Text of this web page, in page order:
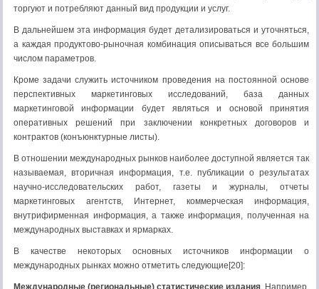
торгуют и потребляют данный вид продукции и услуг.
В дальнейшем эта информация будет детализироваться и уточняться,
а каждая продуктово-рыночная комбинация описываться все большим
числом параметров.
Кроме задачи служить источником проведения на постоянной основе
перспективных маркетинговых исследований, база данных
маркетинговой информации будет являться и основой принятия
оперативных решений при заключении конкретных договоров и
контрактов (конъюнктурные листы).
В отношении международных рынков наиболее доступной является так
называемая, вторичная информация, т.е. публикации о результатах
научно-исследовательских работ, газеты и журналы, отчеты
маркетинговых агентств, Интернет, коммерческая информация,
внутрифирменная информация, а также информация, полученная на
международных выставках и ярмарках.
В качестве некоторых основных источников информации о
международных рынках можно отметить следующие[20]:
Международные (региональные) статистические издания. Например,